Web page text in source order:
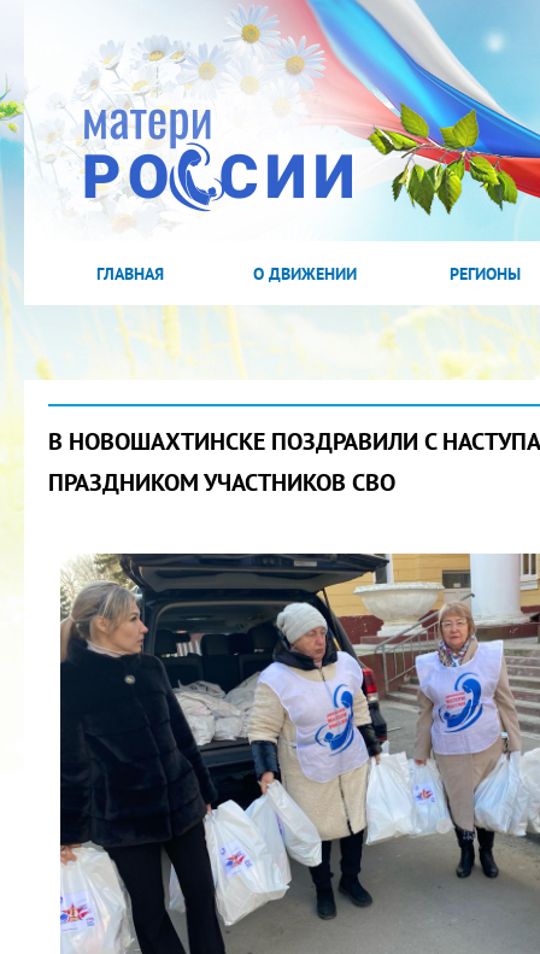
ГЛАВНАЯ О ДВИЖЕНИИ РЕГИОНЫ
В НОВОШАХТИНСКЕ ПОЗДРАВИЛИ С
ПРАЗДНИКОМ УЧАСТНИКОВ СВО
2022 ГОД ПРОВОЗГЛАШЕН ГОДОМ
МАТЕРИ В ЯКУТИИ
19.12.2021